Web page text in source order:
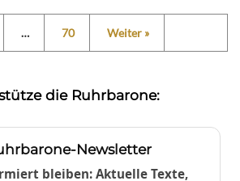
… 70 Weiter »
die Ruhrbarone:
Newsletter
bleiben: Aktuelle Texte,